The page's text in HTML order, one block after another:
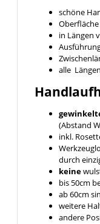
schöne
Oberfläche
in Längen
alle Längen
(Abstand
inkl.
durch
keine
bis 50cm
ab 60cm
weitere
andere